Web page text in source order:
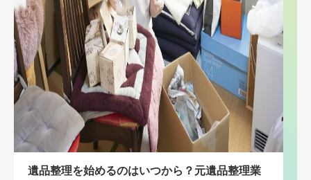
遺品整理を始めるのはいつから？元遺品整理業